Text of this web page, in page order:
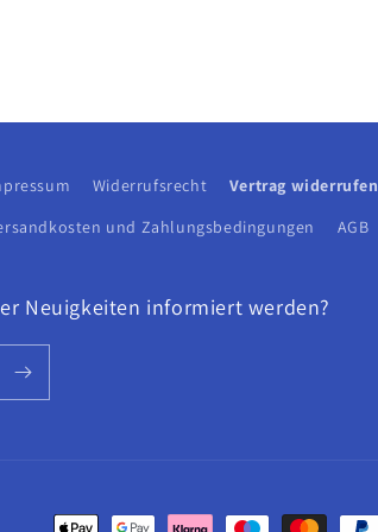
Widerrufsrecht Vertrag widerrufen
und Zahlungsbedingungen
AGB
Neuigkeiten informiert werden?